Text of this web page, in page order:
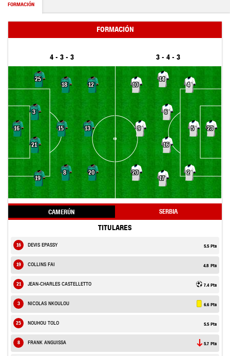
FORMACIÓN
FORMACIÓN
4 - 3 - 3
16
25
3
21
19
18
15
8
12
13
20
3 - 4 - 3
23
4
5
2
14
6
16
17
10
9
20
CAMERÚN SERBIA
TITULARES
16 DEVIS EPASSY 5.5 Pts
19 COLLINS FAI 4.8 Pts
21 JEAN-CHARLES CASTELLETTO 7.4 Pts
3 NICOLAS NKOULOU 6.6 Pts
25 NOUHOU TOLO 5.5 Pts
8 FRANK ANGUISSA 5.7 Pts